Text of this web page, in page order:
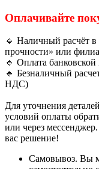
Оплачивайте
🔹 Наличный расчёт
прочности» или
🔹 Оплата банковской
🔹 Безналичный
НДС)
Для уточнения
условий оплаты
или через
вас решение!
Самовывоз. Вы